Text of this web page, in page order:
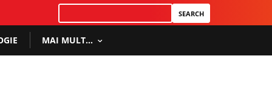
MAI MULT…